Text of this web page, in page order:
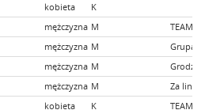
kobieta
K
mężczyzna M
TEAM
mężczyzna M
Grupa
mężczyzna M
Grodziski
mężczyzna M
Za linią
kobieta K TEAM